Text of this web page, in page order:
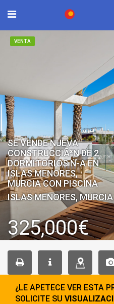
VENTA
SE VENDE NUEVA
CONSTRUCCIÃ³N DE 2
DORMITORIOS N-A EN
ISLAS MENORES,
MURCIA CON PISCINA
ISLAS MENORES, MURCIA
325,000€
¿LE APETECE VER ESTA
SOLICITE SU